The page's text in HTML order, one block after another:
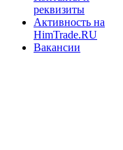
реквизиты
Активность на
HimTrade.RU
Вакансии